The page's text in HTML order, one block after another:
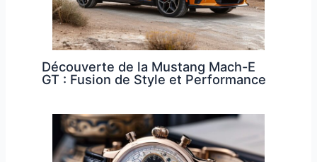
Découverte de la Mustang Mach-E
GT : Fusion de Style et Performance